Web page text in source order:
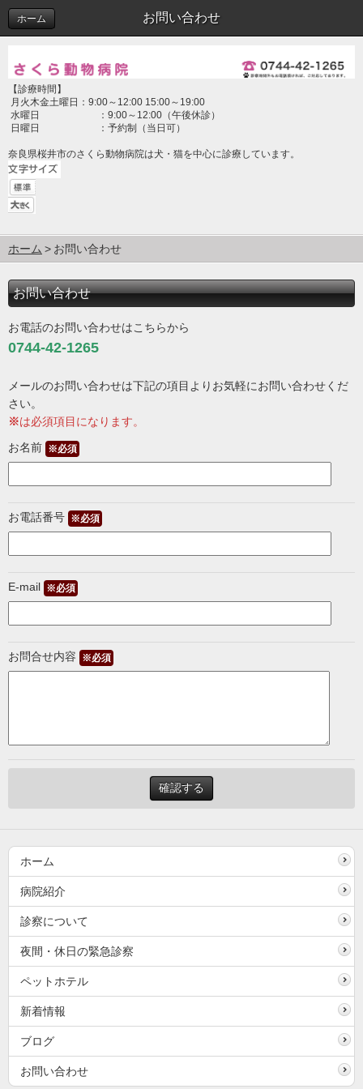
お問い合わせ
ホーム
【診療時間】
月火木金土曜日：9:00～12:00 15:00～19:00
水曜日 ：9:00～12:00（午後休診）
日曜日 ：予約制（当日可）
奈良県桜井市のさくら動物病院は犬・猫を中心に診療しています。
ホーム お問い合わせ
お問い合わせ
お電話のお問い合わせはこちらから
0744-42-1265
メールのお問い合わせは下記の項目よりお気軽にお問い合わせくだ
さい。
※は必須項目になります。
お名前 ※必須
お電話番号 ※必須
E-mail ※必須
お問合せ内容 ※必須
ホーム
病院紹介
診察について
夜間・休日の緊急診察
ペットホテル
新着情報
ブログ
お問い合わせ